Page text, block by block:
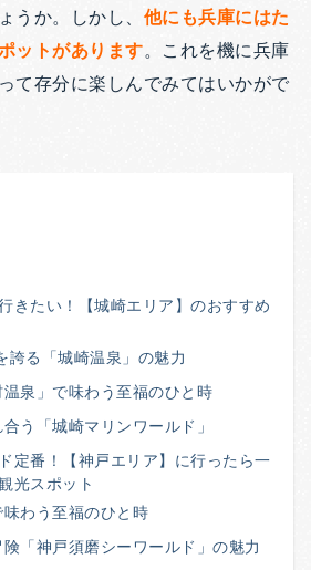
うか。
しかし、 他にも兵庫にはた
ットがあります。
これを機に兵庫
て存分に楽しんでみてはいかがで
きたい！【城崎エリア】のおすすめ
誇る「城崎温泉」の魅力
泉」で味わう至福のひと時
う「城崎マリンワールド」
定番！【神戸エリア】に行ったら一
光スポット
味わう至福のひと時
「神戸須磨シーワールド」の魅力